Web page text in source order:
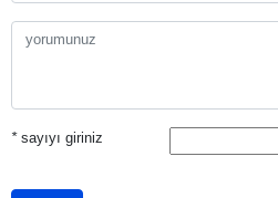
*sayıyı giriniz